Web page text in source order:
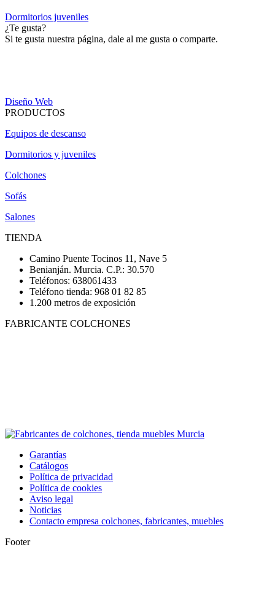
Dormitorios juveniles
¿Te gusta?
Si te gusta nuestra página, dale al me gusta o comparte.
Diseño Web
PRODUCTOS
Equipos de descanso
Dormitorios y juveniles
Colchones
Sofás
Salones
TIENDA
Camino Puente Tocinos 11, Nave 5
Benianján. Murcia. C.P.: 30.570
Teléfonos: 638061433
Teléfono tienda: 968 01 82 85
1.200 metros de exposición
FABRICANTE COLCHONES
Garantías
Catálogos
Política de privacidad
Política de cookies
Aviso legal
Noticias
Contacto empresa colchones, fabricantes, muebles
Footer